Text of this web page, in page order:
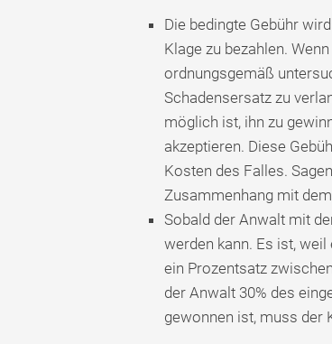
Die bedingte Gebühr
Klage zu bezahlen.
ordnungsgemäß
Schadensersatz zu
möglich ist, ihn zu
akzeptieren. Diese
Kosten des Falles.
Zusammenhang mit
Sobald der Anwalt mit
werden kann. Es ist,
ein Prozentsatz
der Anwalt 30% des
gewonnen ist, muss der